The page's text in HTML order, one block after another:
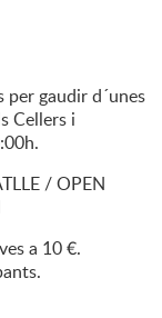
per gaudir d´unes
Cellers i
/ OPEN
a 10 €.